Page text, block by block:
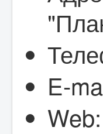
E-
Web: